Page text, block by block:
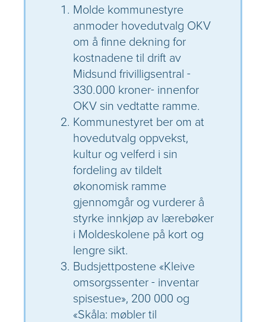
Molde kommunestyre
anmoder hovedutvalg OKV
om å finne dekning for
kostnadene til drift av
Midsund frivilligsentral -
330.000 kroner- innenfor
OKV sin vedtatte ramme.
Kommunestyret ber om at
hovedutvalg oppvekst,
kultur og velferd i sin
fordeling av tildelt
økonomisk ramme
gjennomgår og vurderer å
styrke innkjøp av lærebøker
i Moldeskolene på kort og
lengre sikt.
Budsjettpostene «Kleive
omsorgssenter - inventar
spisestue», 200 000 og
«Skåla: møbler til